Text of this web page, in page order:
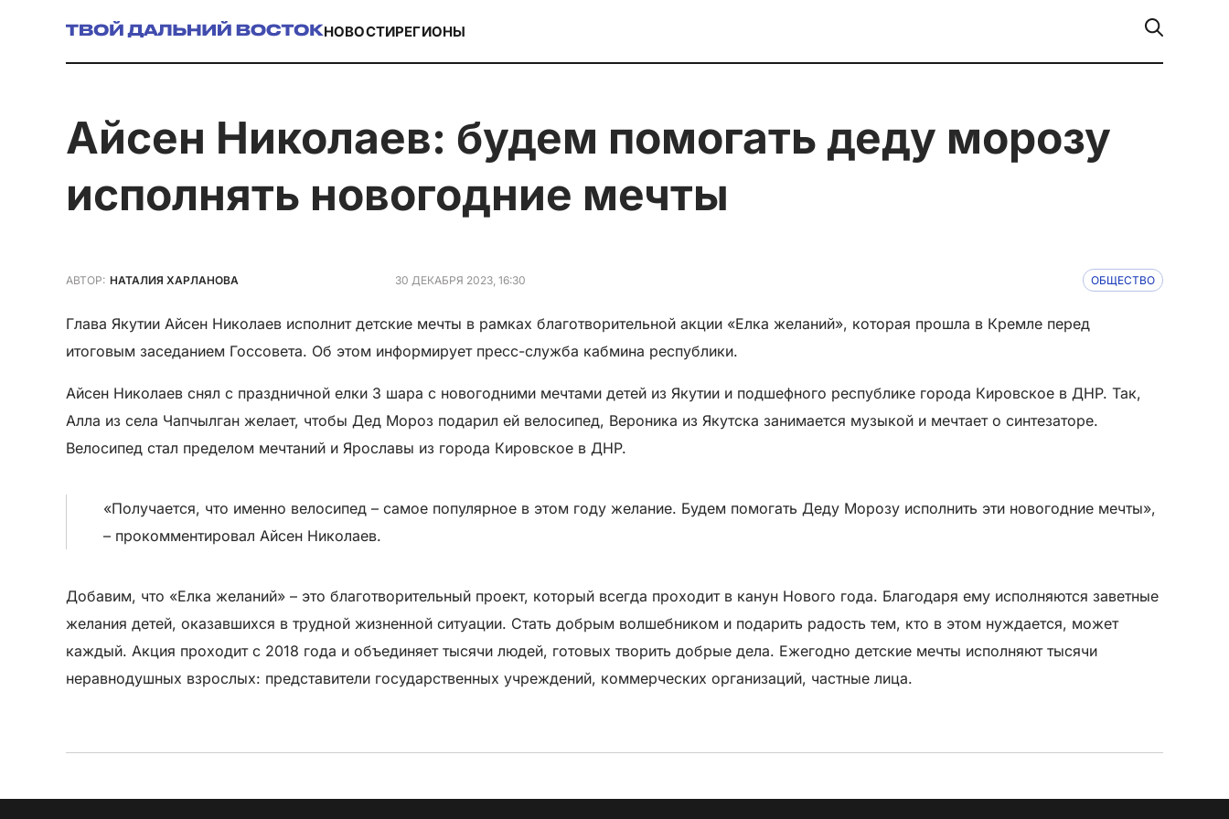
НОВОСТИРЕГИОНЫ
Айсен Николаев: будем помогать деду морозу
исполнять новогодние мечты
АВТОР: НАТАЛИЯ ХАРЛАНОВА 30 ДЕКАБРЯ 2023, 16:30 ОБЩЕСТВО
Глава Якутии Айсен Николаев исполнит детские мечты в рамках благотворительной акции «Елка желаний», которая прошла в Кремле перед
итоговым заседанием Госсовета. Об этом информирует пресс-служба кабмина республики.
Айсен Николаев снял с праздничной елки 3 шара с новогодними мечтами детей из Якутии и подшефного республике города Кировское в ДНР. Так,
Алла из села Чапчылган желает, чтобы Дед Мороз подарил ей велосипед, Вероника из Якутска занимается музыкой и мечтает о синтезаторе.
Велосипед стал пределом мечтаний и Ярославы из города Кировское в ДНР.
«Получается, что именно велосипед – самое популярное в этом году желание. Будем помогать Деду Морозу исполнить эти новогодние мечты»,
– прокомментировал Айсен Николаев.
Добавим, что «Елка желаний» – это благотворительный проект, который всегда проходит в канун Нового года. Благодаря ему исполняются заветные
желания детей, оказавшихся в трудной жизненной ситуации. Стать добрым волшебником и подарить радость тем, кто в этом нуждается, может
каждый. Акция проходит с 2018 года и объединяет тысячи людей, готовых творить добрые дела. Ежегодно детские мечты исполняют тысячи
неравнодушных взрослых: представители государственных учреждений, коммерческих организаций, частные лица.